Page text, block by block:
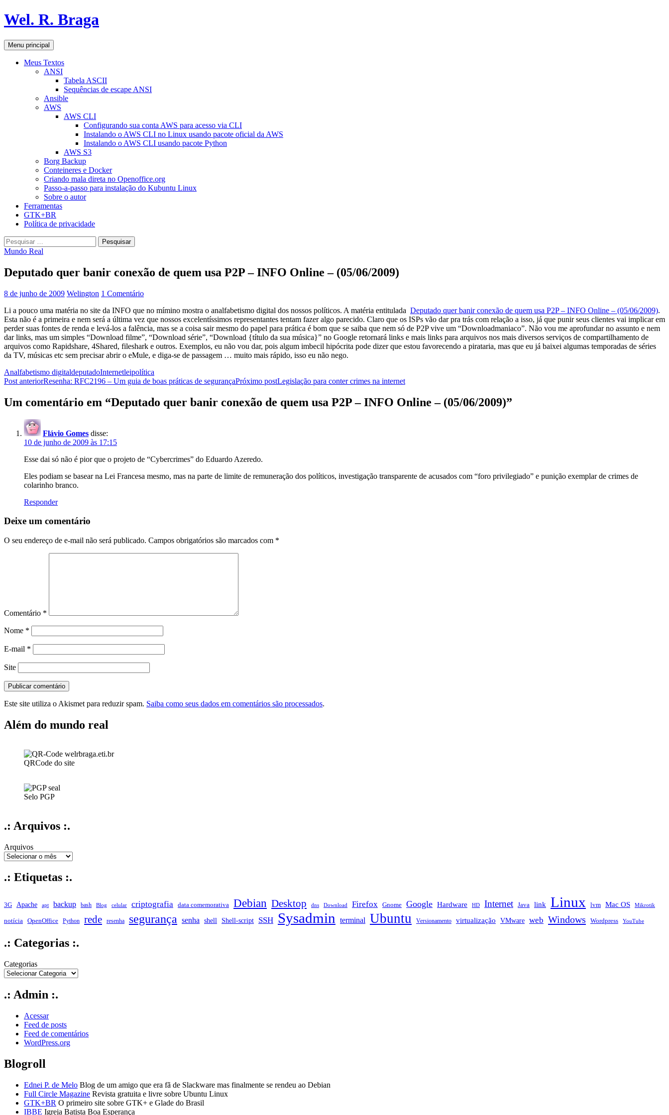
Pular
para
conteúdo
Wel. R. Braga
Pesquisar
Menu principal
Meus Textos
ANSI
Tabela ASCII
Sequências de escape ANSI
Ansible
AWS
AWS CLI
Configurando sua conta AWS para acesso via CLI
Instalando o AWS CLI no Linux usando pacote oficial da AWS
Instalando o AWS CLI usando pacote Python
AWS S3
Borg Backup
Conteineres e Docker
Criando mala direta no Openoffice.org
Passo-a-passo para instalação do Kubuntu Linux
Sobre o autor
Ferramentas
GTK+BR
Política de privacidade
Pesquisar
por:
Mundo Real
Deputado quer banir conexão de quem usa P2P – INFO Online – (05/06/2009)
8 de junho de 2009 Welington 1 Comentário
Li a pouco uma matéria no site da INFO que no mímino mostra o analfabetismo digital dos nossos políticos. A matéria entitulada Deputado quer banir conexão de quem usa P2P – INFO Online – (05/06/2009).
Esta não é a primeira e nem será a última vez que nossos excelentíssimos representantes tentam fazer algo parecido. Claro que os ISPs vão dar pra trás com relação a isso, já que punir seus clientes vai implicar em
perder suas fontes de renda e levá-los a falência, mas se a coisa sair mesmo do papel para prática é bom que se saiba que nem só de P2P vive um “Downloadmaniaco”. Não vou me aprofundar no assunto e nem
dar links, mas um simples “Download filme”, “Download série”, “Download {título da sua música}” no Google retornará links e mais links para arquivos nos mais diversos serviços de compartilhamento de
arquivos como Rapidshare, 4Shared, fileshark e outros. Exemplos, eu não vou dar, pois algum imbecil hipócrita pode dizer que estou favorecendo a pirataria, mas que eu já baixei algumas temporadas de séries
da TV, músicas etc sem precisar abrir o eMule, e diga-se de passagem … muito mais rápido, isso eu não nego.
Analfabetismo digitaldeputadoInternetleipolítica
Navegação
de
posts
Post anteriorResenha: RFC2196 – Um guia de boas práticas de segurançaPróximo postLegislação para conter crimes na internet
Um comentário em “Deputado quer banir conexão de quem usa P2P – INFO Online – (05/06/2009)”
Flávio Gomes disse:
10 de junho de 2009 às 17:15
Esse dai só não é pior que o projeto de “Cybercrimes” do Eduardo Azeredo.
Eles podiam se basear na Lei Francesa mesmo, mas na parte de limite de remuneração dos políticos, investigação transparente de acusados com “foro privilegiado” e punição exemplar de crimes de
colarinho branco.
Responder
Deixe um comentário
O seu endereço de e-mail não será publicado. Campos obrigatórios são marcados com *
Comentário *
Nome *
E-mail *
Site
Este site utiliza o Akismet para reduzir spam. Saiba como seus dados em comentários são processados.
Além do mundo real
QRCode do site
Selo PGP
.: Arquivos :.
Arquivos
.: Etiquetas :.
3G Apache apt backup bash Blog celular criptografia data comemorativa Debian Desktop dns Download Firefox Gnome Google Hardware HD Internet Java link Linux lvm Mac OS Mikrotik
notícia OpenOffice Python rede resenha segurança senha shell Shell-script SSH Sysadmin terminal Ubuntu Versionamento virtualização VMware web Windows Wordpress YouTube
.: Categorias :.
Categorias
.: Admin :.
Acessar
Feed de posts
Feed de comentários
WordPress.org
Blogroll
Ednei P. de Melo Blog de um amigo que era fã de Slackware mas finalmente se rendeu ao Debian
Full Circle Magazine Revista gratuita e livre sobre Ubuntu Linux
GTK+BR O primeiro site sobre GTK+ e Glade do Brasil
IBBE Igreja Batista Boa Esperança